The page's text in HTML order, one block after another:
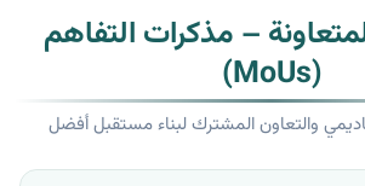
– مذكرات التفاهم
(MoUs)
والتعاون المشترك لبناء مستقبل أفضل